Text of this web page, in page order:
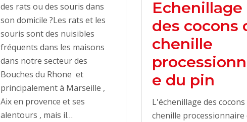
des rats ou des souris dans
son domicile ?Les rats et les
souris sont des nuisibles
fréquents dans les maisons
dans notre secteur des
Bouches du Rhone et
principalement à Marseille ,
Aix en provence et ses
alentours , mais il…
Echenillage
des cocons
chenille
e du pin
L'échenillage des cocons
chenille processionnaire